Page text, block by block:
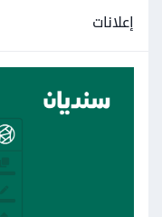
إعلانات